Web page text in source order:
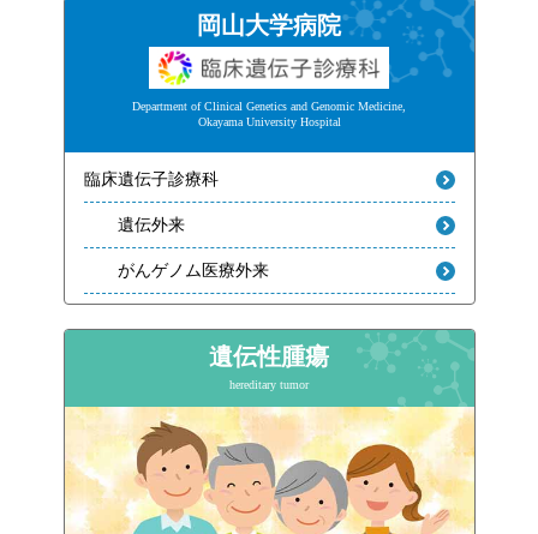
岡山大学病院
Department of Clinical Genetics and Genomic Medicine,
Okayama University Hospital
臨床遺伝子診療科
遺伝外来
がんゲノム医療外来
遺伝性腫瘍
hereditary tumor